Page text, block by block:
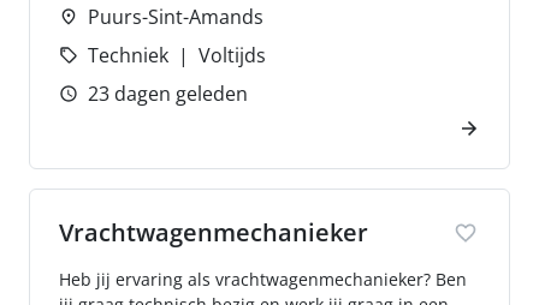
Puurs-Sint-Amands
Techniek
Voltijds
23 dagen geleden
Vrachtwagenmechanieker
Heb jij ervaring als vrachtwagenmechanieker? Ben